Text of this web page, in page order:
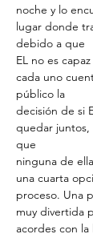
noche y lo
lugar donde
debido a que
EL no es
cada uno
público la
decisión de si
quedar juntos,
que
ninguna de
una cuarta
proceso. Una
muy divertida
acordes con